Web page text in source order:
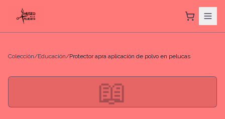
Colección/Educación/Protector apra aplicación de polvo en pelucas
📖